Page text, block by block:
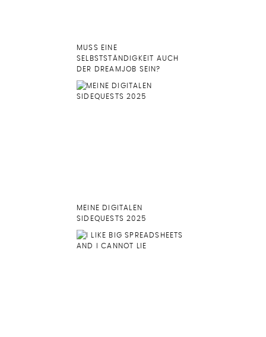
MUSS EINE
SELBSTSTÄNDIGKEIT AUCH
DER DREAMJOB SEIN?
MEINE DIGITALEN
SIDEQUESTS 2025